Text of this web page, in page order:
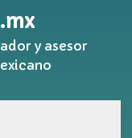
y asesor